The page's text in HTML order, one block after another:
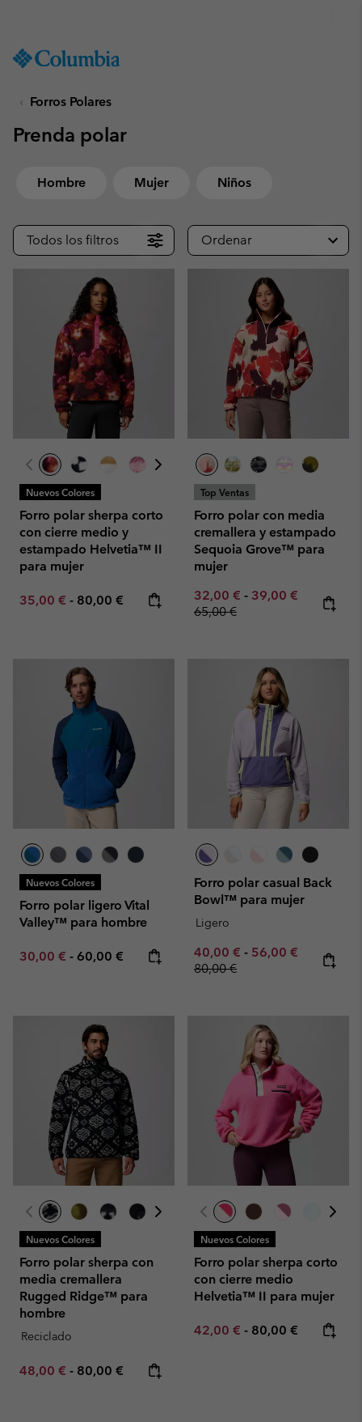
TO
SKIP
MAIN
SKIP
Forros Polares
Prenda polar
Hombre Mujer Niños
Todos los filtros Ordenar
Nuevos Colores
Forro polar sherpa corto
con cierre medio y
estampado Helvetia™ II
para mujer
Minimum sale price:
35,00 € - Maximum price:
80,00 €
Top Ventas
Forro polar con media
cremallera y estampado
Sequoia Grove™ para
mujer
Minimum sale price:
32,00 € - Maximum sale
39,00 € Regular
65,00 €
Nuevos Colores
Forro polar ligero Vital
Valley™ para hombre
Minimum sale price:
30,00 € - Maximum price:
60,00 €
Forro polar casual Back
Bowl™ para mujer
Ligero
Minimum sale price:
40,00 € - Maximum sale
56,00 € Regular
80,00 €
Nuevos Colores
Forro polar sherpa con
media cremallera
Rugged Ridge™ para
hombre
Reciclado
Minimum sale price:
48,00 € - Maximum price:
80,00 €
Nuevos Colores
Forro polar sherpa corto
con cierre medio
Helvetia™ II para mujer
Minimum sale price:
42,00 € - Maximum price:
80,00 €